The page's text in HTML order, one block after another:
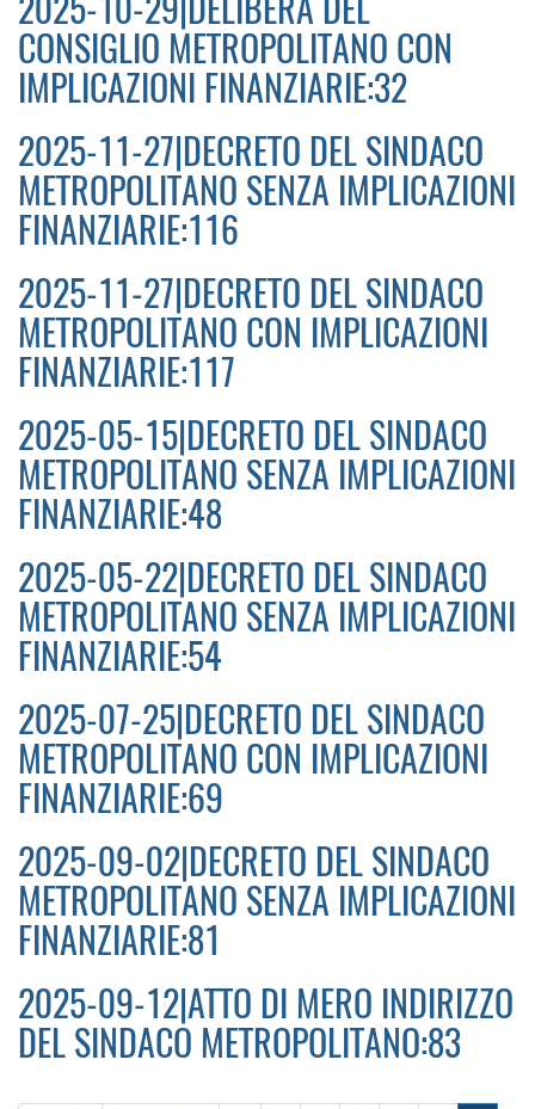
2025-10-29|DELIBERA DEL
CONSIGLIO METROPOLITANO CON
IMPLICAZIONI FINANZIARIE:32
2025-11-27|DECRETO DEL SINDACO
METROPOLITANO SENZA IMPLICAZIONI
FINANZIARIE:116
2025-11-27|DECRETO DEL SINDACO
METROPOLITANO CON IMPLICAZIONI
FINANZIARIE:117
2025-05-15|DECRETO DEL SINDACO
METROPOLITANO SENZA IMPLICAZIONI
FINANZIARIE:48
2025-05-22|DECRETO DEL SINDACO
METROPOLITANO SENZA IMPLICAZIONI
FINANZIARIE:54
2025-07-25|DECRETO DEL SINDACO
METROPOLITANO CON IMPLICAZIONI
FINANZIARIE:69
2025-09-02|DECRETO DEL SINDACO
METROPOLITANO SENZA IMPLICAZIONI
FINANZIARIE:81
2025-09-12|ATTO DI MERO INDIRIZZO
DEL SINDACO METROPOLITANO:83